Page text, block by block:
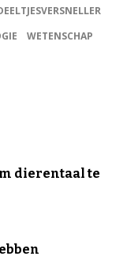
WETENSCHAP
dierentaal te